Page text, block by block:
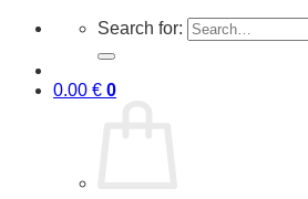
Search for:
0.00 € 0